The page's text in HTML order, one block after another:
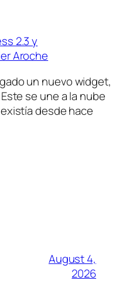
2.3 y
Aroche
un nuevo widget,
se une a la nube
desde hace
August 4,
2026